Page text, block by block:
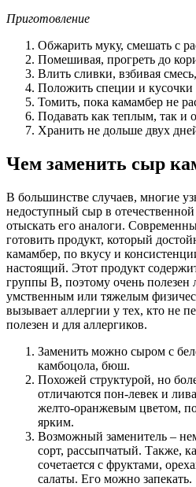
Приготовление
Обжарить муку, смешать с
Помешивая, прогреть до
Влить сливки, взбивая
Положить специи и кусочки
Томить, пока камамбер не
Подавать как теплым, так и
Хранить не дольше двух
Чем заменить сыр
В большинстве случаев, многие
недоступный сыр в
отыскать его аналоги.
готовить продукт, который
камамбер, по вкусу и
настоящий. Этот продукт
группы В, поэтому очень
умственным или тяжелым
вызывает аллергии у тех, кто не
полезен и для аллергиков.
Заменить можно сыром с
камбоцола, бюш.
Похожей структурой, но
отличаются пон-левек и
желто-оранжевым цветом,
ярким.
Возможный заменитель –
сорт, рассыпчатый. Также,
сочетается с фруктами,
салаты. Его можно запекать.